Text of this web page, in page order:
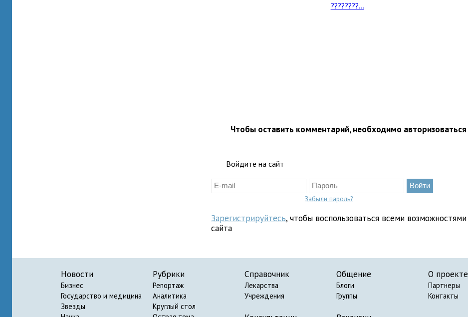
????????...
Чтобы оставить комментарий, необходимо авторизоваться
Войдите на сайт
Забыли пароль?
Зарегистрируйтесь, чтобы воспользоваться всеми возможностями
сайта
Новости
Бизнес
Государство и медицина
Звезды
Рубрики
Репортаж
Аналитика
Круглый стол
Справочник
Лекарства
Учреждения
Общение
Блоги
Группы
О проекте
Партнеры
Контакты